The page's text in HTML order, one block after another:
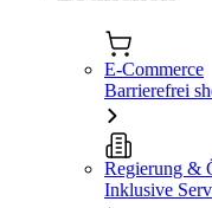
E-Commerce
Barrierefrei
Regierung &
Inklusive